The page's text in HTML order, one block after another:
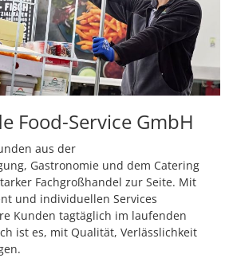
Food-Service GmbH
aus der
Gastronomie und dem Catering
Fachgroßhandel zur Seite. Mit
und individuellen Services
Kunden tagtäglich im laufenden
ist es, mit Qualität, Verlässlichkeit